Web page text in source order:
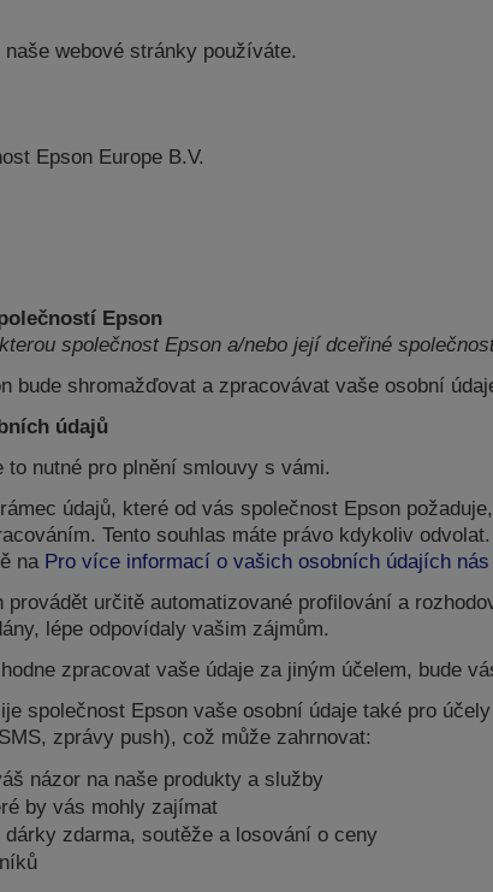
webové stránky používáte.
Epson Europe B.V.
Epson
společnost Epson a/nebo její dceřiné
bude shromažďovat a zpracovávat vaše osobní
údajů
nutné pro plnění smlouvy s vámi.
údajů, které od vás společnost Epson
Tento souhlas máte právo kdykoliv
na Pro více informací o vašich osobních údajích
určitě automatizované profilování a
lépe odpovídaly vašim zájmům.
zpracovat vaše údaje za jiným účelem, bude
společnost Epson vaše osobní údaje také pro
zprávy push), což může zahrnovat:
názor na naše produkty a služby
by vás mohly zajímat
zdarma, soutěže a losování o ceny